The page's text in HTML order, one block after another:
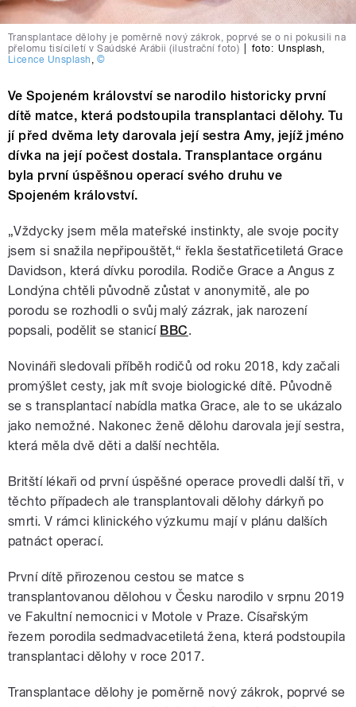
Transplantace dělohy je poměrně nový zákrok, poprvé se o ni pokusili na
přelomu tisíciletí v Saúdské Arábii (ilustrační foto)
foto: Unsplash,
Licence Unsplash , ©
Ve Spojeném království se narodilo historicky první
dítě matce, která podstoupila transplantaci dělohy. Tu
jí před dvěma lety darovala její sestra Amy, jejíž jméno
dívka na její počest dostala. Transplantace orgánu
byla první úspěšnou operací svého druhu ve
Spojeném království.
„Vždycky jsem měla mateřské instinkty, ale svoje pocity
jsem si snažila nepřipouštět,“ řekla šestatřicetiletá Grace
Davidson, která dívku porodila. Rodiče Grace a Angus z
Londýna chtěli původně zůstat v anonymitě, ale po
porodu se rozhodli o svůj malý zázrak, jak narození
popsali, podělit se stanicí BBC.
Novináři sledovali příběh rodičů od roku 2018, kdy začali
promýšlet cesty, jak mít svoje biologické dítě. Původně
se s transplantací nabídla matka Grace, ale to se ukázalo
jako nemožné. Nakonec ženě dělohu darovala její sestra,
která měla dvě děti a další nechtěla.
Britští lékaři od první úspěšné operace provedli další tři, v
těchto případech ale transplantovali dělohy dárkyň po
smrti. V rámci klinického výzkumu mají v plánu dalších
patnáct operací.
První dítě přirozenou cestou se matce s
transplantovanou dělohou v Česku narodilo v srpnu 2019
ve Fakultní nemocnici v Motole v Praze. Císařským
řezem porodila sedmadvacetiletá žena, která podstoupila
transplantaci dělohy v roce 2017.
Transplantace dělohy je poměrně nový zákrok, poprvé se